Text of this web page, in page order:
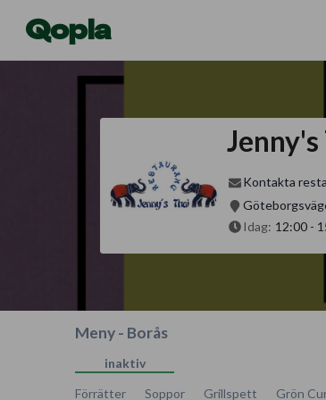
Qopla
Kontakta
Idag: 12:00-
Meny - Borås
inaktiv
Förrätter
Soppor Grillspett Grön